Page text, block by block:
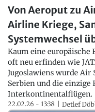
Von Aeroput zu
Airline Kriege,
Systemwechsel
Kaum eine europäische
oft neu erfinden wie
Jugoslawiens wurde
Serbien und die
Interkontinentalflügen.
22.02.26 - 13:38 Detlef